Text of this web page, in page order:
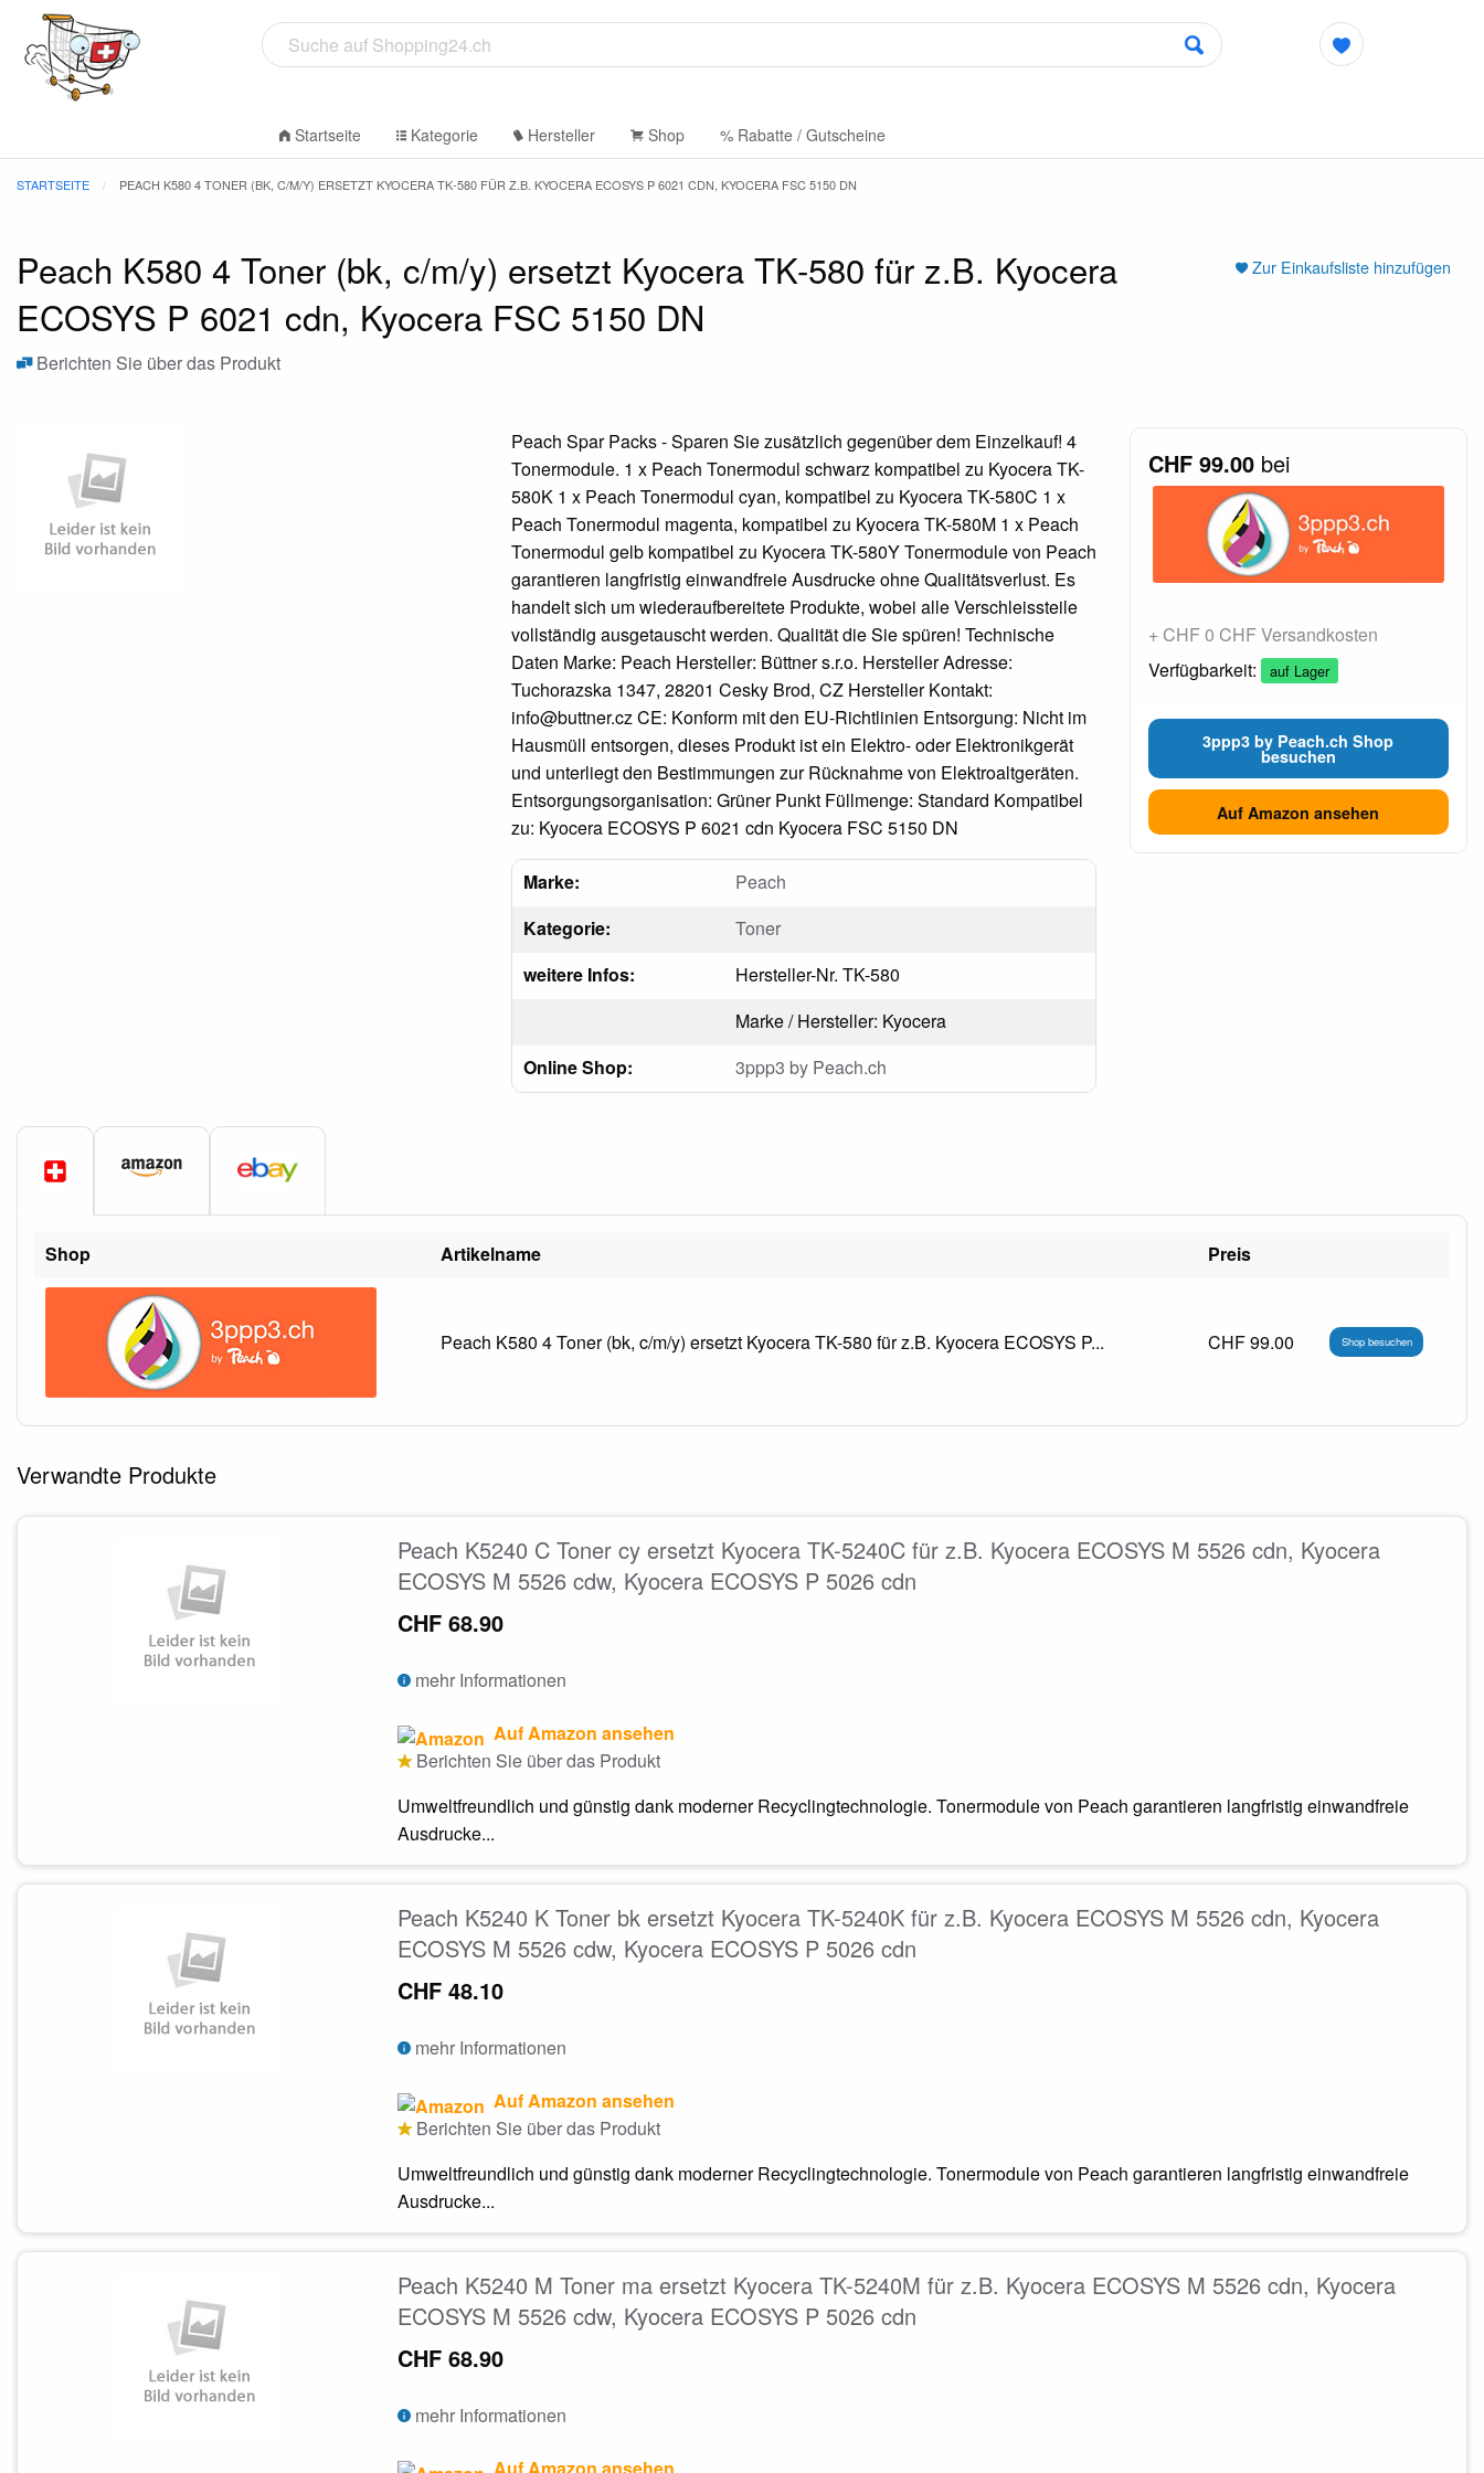
Startseite Kategorie Hersteller Shop % Rabatte / Gutscheine
STARTSEITE PEACH K580 4 TONER (BK, C/M/Y) ERSETZT KYOCERA TK-580 FÜR Z.B. KYOCERA ECOSYS P 6021 CDN, KYOCERA FSC 5150 DN
Zur Einkaufsliste hinzufügen
Peach K580 4 Toner (bk, c/m/y) ersetzt Kyocera TK-580 für z.B. Kyocera
ECOSYS P 6021 cdn, Kyocera FSC 5150 DN
Berichten Sie über das Produkt
Peach Spar Packs - Sparen Sie zusätzlich gegenüber dem Einzelkauf! 4
Tonermodule. 1 x Peach Tonermodul schwarz kompatibel zu Kyocera TK-
580K 1 x Peach Tonermodul cyan, kompatibel zu Kyocera TK-580C 1 x
Peach Tonermodul magenta, kompatibel zu Kyocera TK-580M 1 x Peach
Tonermodul gelb kompatibel zu Kyocera TK-580Y Tonermodule von Peach
garantieren langfristig einwandfreie Ausdrucke ohne Qualitätsverlust. Es
handelt sich um wiederaufbereitete Produkte, wobei alle Verschleissteile
vollständig ausgetauscht werden. Qualität die Sie spüren! Technische
Daten Marke: Peach Hersteller: Büttner s.r.o. Hersteller Adresse:
Tuchorazska 1347, 28201 Cesky Brod, CZ Hersteller Kontakt:
info@buttner.cz CE: Konform mit den EU-Richtlinien Entsorgung: Nicht im
Hausmüll entsorgen, dieses Produkt ist ein Elektro- oder Elektronikgerät
und unterliegt den Bestimmungen zur Rücknahme von Elektroaltgeräten.
Entsorgungsorganisation: Grüner Punkt Füllmenge: Standard Kompatibel
zu: Kyocera ECOSYS P 6021 cdn Kyocera FSC 5150 DN
Marke:
Peach
Kategorie:
Toner
weitere Infos:
Hersteller-Nr. TK-580
Marke / Hersteller: Kyocera
Online Shop:
3ppp3 by Peach.ch
CHF 99.00bei
+ CHF 0 CHF Versandkosten
Verfügbarkeit:
auf Lager
3ppp3 by Peach.ch Shop
besuchen
Auf Amazon ansehen
Shop Artikelname Preis
Peach K580 4 Toner (bk, c/m/y) ersetzt Kyocera TK-580 für z.B. Kyocera ECOSYS P... CHF 99.00 Shop besuchen
Verwandte Produkte
Peach K5240 C Toner cy ersetzt Kyocera TK-5240C für z.B. Kyocera ECOSYS M 5526 cdn, Kyocera
ECOSYS M 5526 cdw, Kyocera ECOSYS P 5026 cdn
CHF 68.90
mehr Informationen
Auf Amazon ansehen
Berichten Sie über das Produkt
Umweltfreundlich und günstig dank moderner Recyclingtechnologie. Tonermodule von Peach garantieren langfristig einwandfreie
Ausdrucke...
Peach K5240 K Toner bk ersetzt Kyocera TK-5240K für z.B. Kyocera ECOSYS M 5526 cdn, Kyocera
ECOSYS M 5526 cdw, Kyocera ECOSYS P 5026 cdn
CHF 48.10
mehr Informationen
Auf Amazon ansehen
Berichten Sie über das Produkt
Umweltfreundlich und günstig dank moderner Recyclingtechnologie. Tonermodule von Peach garantieren langfristig einwandfreie
Ausdrucke...
Peach K5240 M Toner ma ersetzt Kyocera TK-5240M für z.B. Kyocera ECOSYS M 5526 cdn, Kyocera
ECOSYS M 5526 cdw, Kyocera ECOSYS P 5026 cdn
CHF 68.90
mehr Informationen
Auf Amazon ansehen